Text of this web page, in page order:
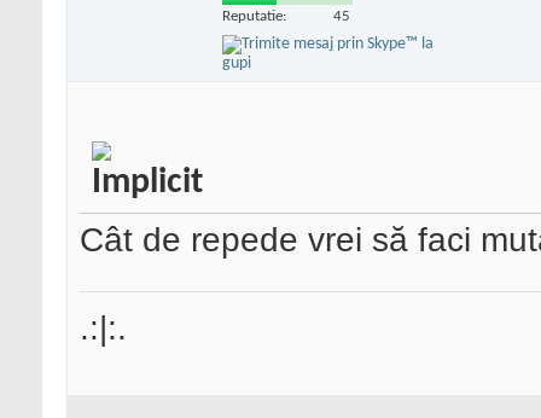
Reputatie: 45
Cât de repede vrei să faci
.:|:.